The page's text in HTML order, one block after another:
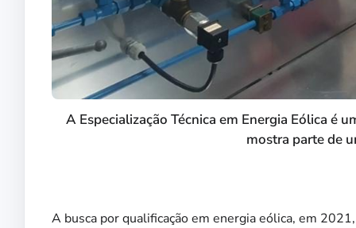
A Especialização Técnica em Energia Eólica é
mostra parte de
A busca por qualificação em energia eólica, em